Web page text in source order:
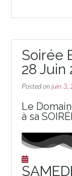
Soirée
28 Juin
Posted on juin 3,
Le
à sa